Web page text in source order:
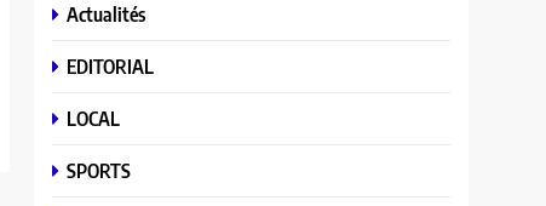
Actualités
EDITORIAL
LOCAL
SPORTS